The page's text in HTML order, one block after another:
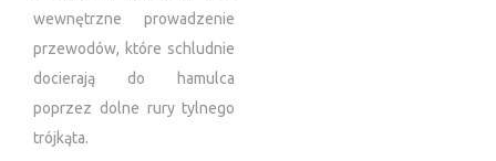
wewnętrzne prowadzenie
przewodów, które schludnie
docierają do hamulca
poprzez dolne rury tylnego
trójkąta.